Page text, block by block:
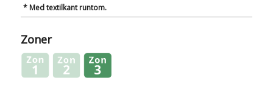
* Med textilkant runtom.
Zoner